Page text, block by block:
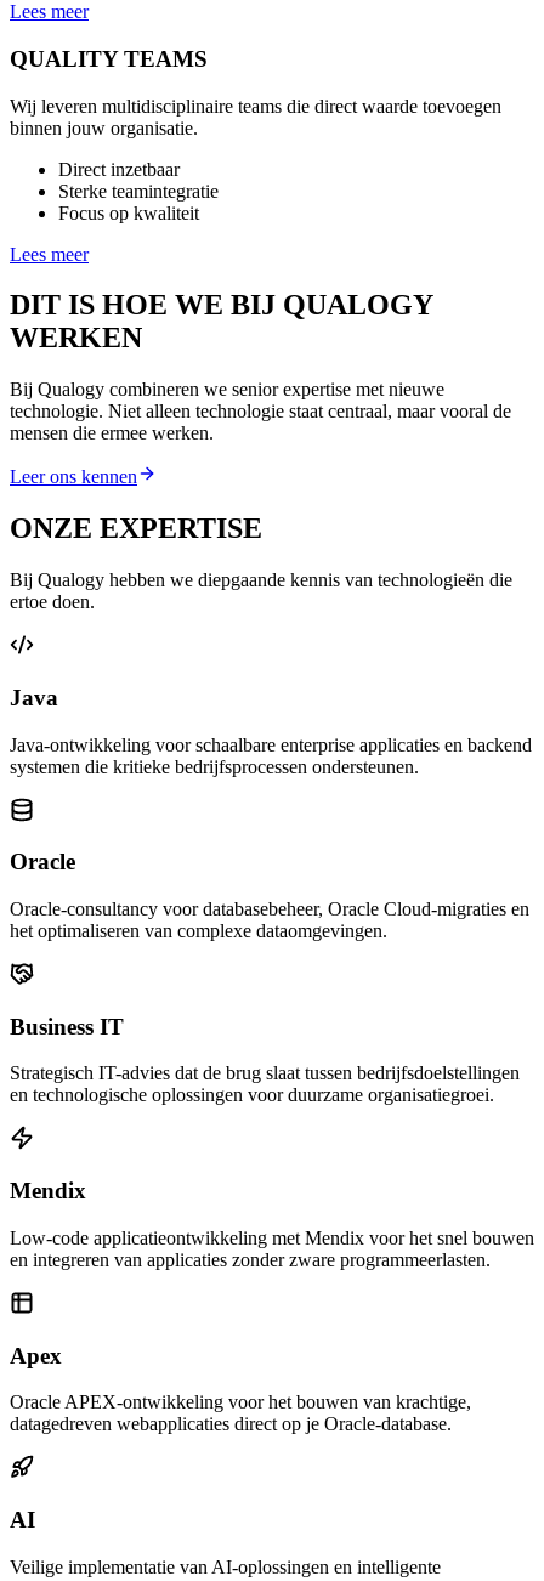
Lees meer
QUALITY TEAMS
Wij leveren multidisciplinaire teams die direct waarde toevoegen
binnen jouw organisatie.
Direct inzetbaar
Sterke teamintegratie
Focus op kwaliteit
Lees meer
DIT IS HOE WE BIJ QUALOGY
WERKEN
Bij Qualogy combineren we senior expertise met nieuwe
technologie. Niet alleen technologie staat centraal, maar vooral de
mensen die ermee werken.
Leer ons kennen
ONZE EXPERTISE
Bij Qualogy hebben we diepgaande kennis van technologieën die
ertoe doen.
Java
Java-ontwikkeling voor schaalbare enterprise applicaties en backend
systemen die kritieke bedrijfsprocessen ondersteunen.
Oracle
Oracle-consultancy voor databasebeheer, Oracle Cloud-migraties en
het optimaliseren van complexe dataomgevingen.
Business IT
Strategisch IT-advies dat de brug slaat tussen bedrijfsdoelstellingen
en technologische oplossingen voor duurzame organisatiegroei.
Mendix
Low-code applicatieontwikkeling met Mendix voor het snel bouwen
en integreren van applicaties zonder zware programmeerlasten.
Apex
Oracle APEX-ontwikkeling voor het bouwen van krachtige,
datagedreven webapplicaties direct op je Oracle-database.
AI
Veilige implementatie van AI-oplossingen en intelligente